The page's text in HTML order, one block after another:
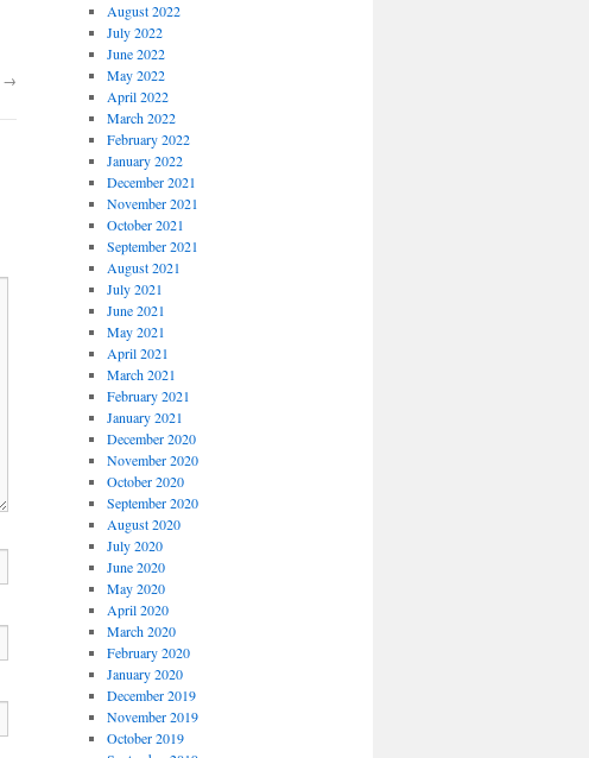
→
August 2022
July 2022
June 2022
May 2022
April 2022
March 2022
February 2022
January 2022
December 2021
November 2021
October 2021
September 2021
August 2021
July 2021
June 2021
May 2021
April 2021
March 2021
February 2021
January 2021
December 2020
November 2020
October 2020
September 2020
August 2020
July 2020
June 2020
May 2020
April 2020
March 2020
February 2020
January 2020
December 2019
November 2019
October 2019